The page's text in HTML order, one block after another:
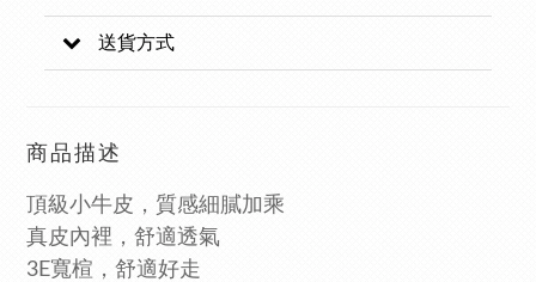
送貨方式
商品描述
頂級小牛皮，質感細膩加乘
真皮內裡，舒適透氣
3E寬楦，舒適好走